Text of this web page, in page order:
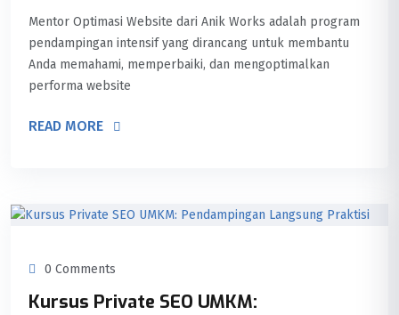
Mentor Optimasi Website dari Anik Works adalah program
pendampingan intensif yang dirancang untuk membantu
Anda memahami, memperbaiki, dan mengoptimalkan
performa website
READ MORE
0 Comments
Kursus Private SEO UMKM: